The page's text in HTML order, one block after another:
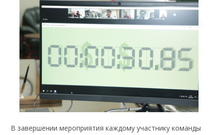
В завершении мероприятия каждому участнику команды